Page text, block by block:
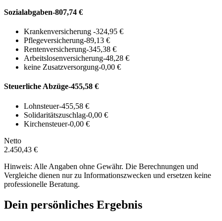
Sozialabgaben-807,74 €
Krankenversicherung -324,95 €
Pflegeversicherung-89,13 €
Rentenversicherung-345,38 €
Arbeitslosenversicherung-48,28 €
keine Zusatzversorgung-0,00 €
Steuerliche Abzüge-455,58 €
Lohnsteuer-455,58 €
Solidaritätszuschlag-0,00 €
Kirchensteuer-0,00 €
Netto
2.450,43 €
Hinweis: Alle Angaben ohne Gewähr. Die Berechnungen und
Vergleiche dienen nur zu Informationszwecken und ersetzen keine
professionelle Beratung.
Dein persönliches Ergebnis